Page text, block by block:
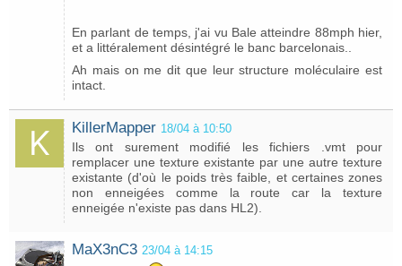
En parlant de temps, j'ai vu Bale atteindre 88mph hier,
et a littéralement désintégré le banc barcelonais..
Ah mais on me dit que leur structure moléculaire est
intact.
KillerMapper 18/04 à 10:50
Ils ont surement modifié les fichiers .vmt pour
remplacer une texture existante par une autre texture
existante (d'où le poids très faible, et certaines zones
non enneigées comme la route car la texture
enneigée n'existe pas dans HL2).
MaX3nC3 23/04 à 14:15